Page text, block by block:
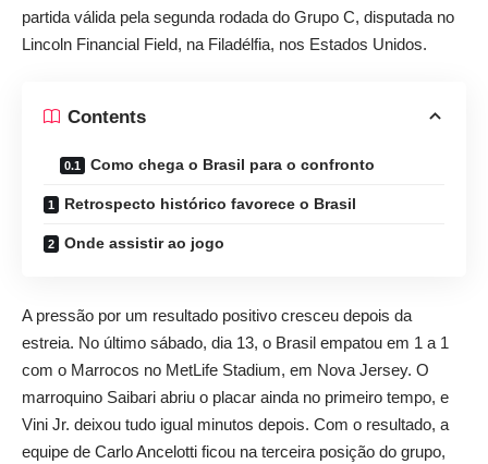
partida válida pela segunda rodada do Grupo C, disputada no
Lincoln Financial Field, na Filadélfia, nos Estados Unidos.
Contents
Como chega o Brasil para o confronto
Retrospecto histórico favorece o Brasil
Onde assistir ao jogo
A pressão por um resultado positivo cresceu depois da
estreia. No último sábado, dia 13, o Brasil empatou em 1 a 1
com o Marrocos no MetLife Stadium, em Nova Jersey. O
marroquino Saibari abriu o placar ainda no primeiro tempo, e
Vini Jr. deixou tudo igual minutos depois. Com o resultado, a
equipe de Carlo Ancelotti ficou na terceira posição do grupo,